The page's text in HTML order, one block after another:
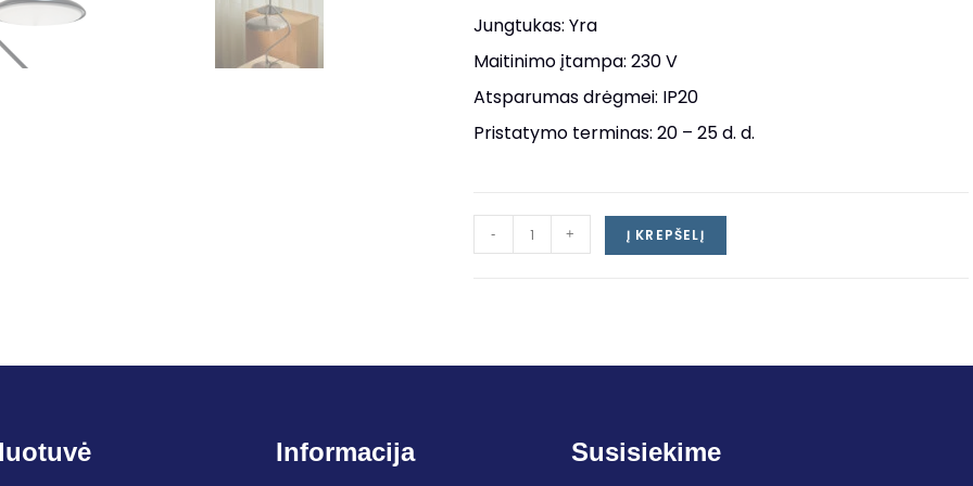
Jungtukas: Yra
Maitinimo įtampa: 230 V
Atsparumas drėgmei: IP20
Pristatymo terminas: 20 – 25 d. d.
- + Į KREPŠELĮ
Informacija Susisiekime